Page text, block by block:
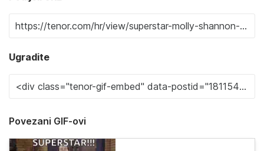
Ugradite
Povezani GIF-ovi